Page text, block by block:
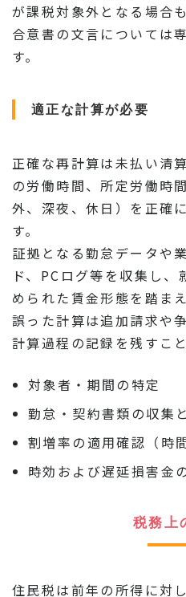
が課税対象外となる場合
合意書の文言については
す。
適正な計算が必要
正確な再計算は未払い清
の労働時間、所定労働時
外、深夜、休日）を正確
す。
証拠となる勤怠データや
ド、PCログ等を収集し
められた賃金形態を踏ま
誤った計算は追加請求や
計算過程の記録を残すこ
対象者・期間の特定
勤怠・契約書類の収集
割増率の適用確認（時
時効および遅延損害金
税務上
住民税は前年の所得に対